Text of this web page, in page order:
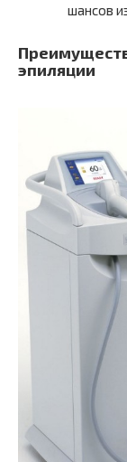
шансов
эпиляции